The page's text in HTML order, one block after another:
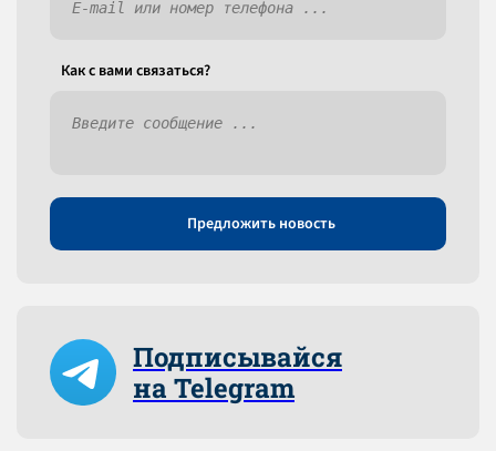
Как c вами связаться?
Предложить новость
Подписывайся
на Telegram